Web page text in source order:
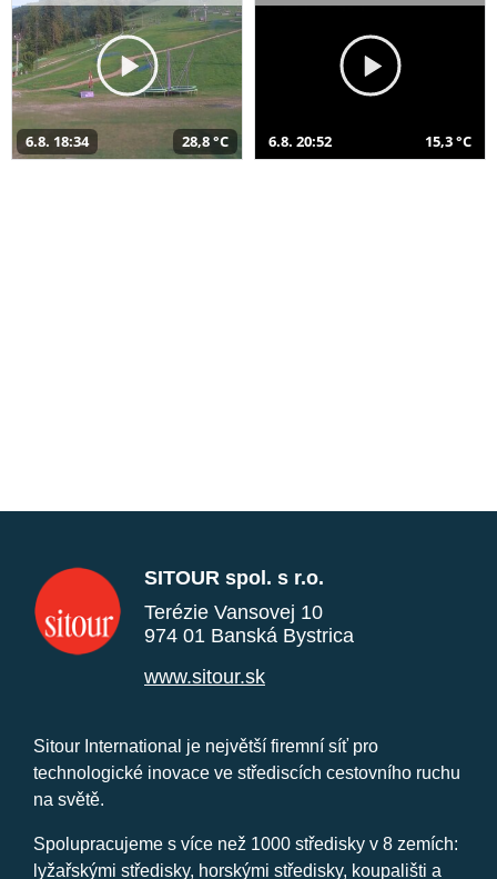
6.8. 18:34 28,8 °C 6.8. 20:52 15,3 °C
SITOUR spol. s r.o.
Terézie Vansovej 10
974 01 Banská Bystrica
www.sitour.sk
Sitour International je největší firemní síť pro
technologické inovace ve střediscích cestovního ruchu
na světě.
Spolupracujeme s více než 1000 středisky v 8 zemích:
lyžařskými středisky, horskými středisky, koupališti a